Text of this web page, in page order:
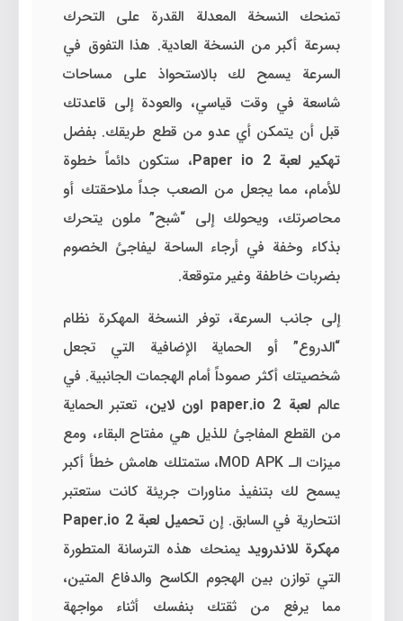
تمنحك النسخة المعدلة القدرة على التحرك
بسرعة أكبر من النسخة العادية. هذا التفوق في
السرعة يسمح لك بالاستحواذ على مساحات
شاسعة في وقت قياسي، والعودة إلى قاعدتك
قبل أن يتمكن أي عدو من قطع طريقك. بفضل
تهكير لعبة Paper io 2
، ستكون دائماً خطوة
للأمام، مما يجعل من الصعب جداً ملاحقتك أو
محاصرتك، ويحولك إلى “شبح” ملون يتحرك
بذكاء وخفة في أرجاء الساحة ليفاجئ الخصوم
بضربات خاطفة وغير متوقعة.
إلى جانب السرعة، توفر النسخة المهكرة نظام
“الدروع” أو الحماية الإضافية التي تجعل
شخصيتك أكثر صموداً أمام الهجمات الجانبية. في
عالملعبة paper.io 2 اون لاين
، تعتبر الحماية
من القطع المفاجئ للذيل هي مفتاح البقاء، ومع
ميزات الـ MOD APK، ستمتلك هامش خطأ أكبر
يسمح لك بتنفيذ مناورات جريئة كانت ستعتبر
انتحارية في السابق. إن
تحميل لعبة Paper.io 2
مهكرة للاندرويد يمنحك هذه الترسانة المتطورة
التي توازن بين الهجوم الكاسح والدفاع المتين،
مما يرفع من ثقتك بنفسك أثناء مواجهة